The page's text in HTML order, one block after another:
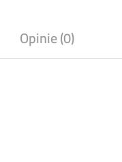
Opinie (0)